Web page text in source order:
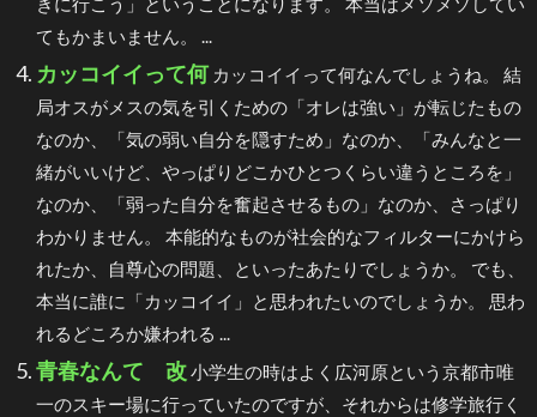
てもかまいません。 ...
カッコイイって何 カッコイイって何なんでしょうね。 結
局オスがメスの気を引くための「オレは強い」が転じたもの
なのか、「気の弱い自分を隠すため」なのか、「みんなと一
緒がいいけど、やっぱりどこかひとつくらい違うところを」
なのか、「弱った自分を奮起させるもの」なのか、さっぱり
わかりません。 本能的なものが社会的なフィルターにかけら
れたか、自尊心の問題、といったあたりでしょうか。 でも、
本当に誰に「カッコイイ」と思われたいのでしょうか。 思わ
れるどころか嫌われる ...
青春なんて 改小学生の時はよく広河原という京都市唯
一のスキー場に行っていたのですが、それからは修学旅行く